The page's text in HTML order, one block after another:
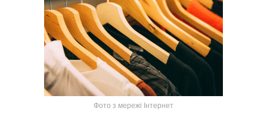
Фото з мережі Інтернет